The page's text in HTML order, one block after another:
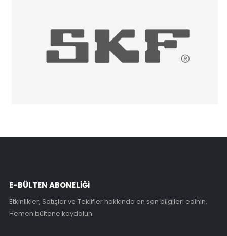
ZKLFA0850-2RS INA RAL24.06
E-BÜLTEN ABONELİĞİ
Etkinlikler, Satışlar ve Teklifler hakkında en son bilgileri edinin.
Hemen bültene kaydolun.